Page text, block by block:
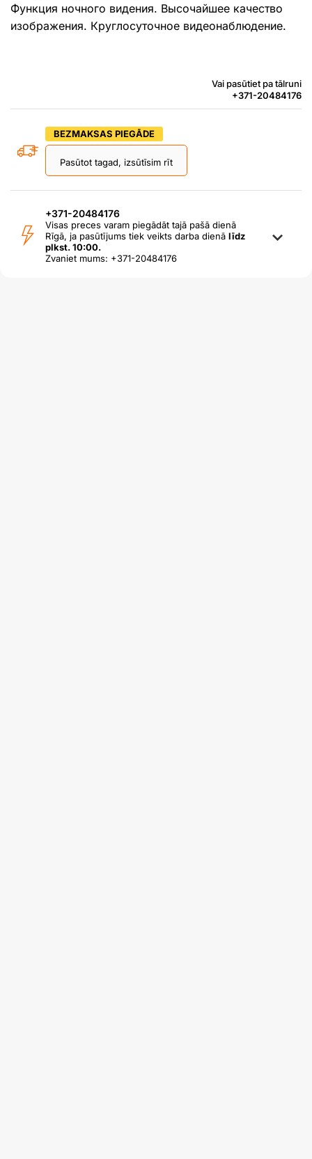
Функция ночного видения. Высочайшее качество
изображения. Круглосуточное видеонаблюдение.
Vai pasūtiet pa tālruni
+371-20484176
BEZMAKSAS PIEGĀDE
Pasūtot tagad, izsūtīsim rīt
+371-20484176
Visas preces varam piegādāt tajā pašā dienā
Rīgā, ja pasūtījums tiek veikts darba dienā līdz
plkst. 10:00.
Zvaniet mums: +371-20484176